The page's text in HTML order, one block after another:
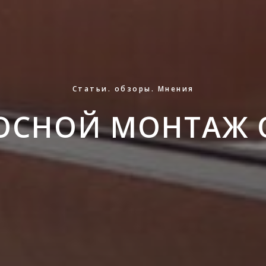
Статьи. обзоры. Мнения
МОНТАЖ